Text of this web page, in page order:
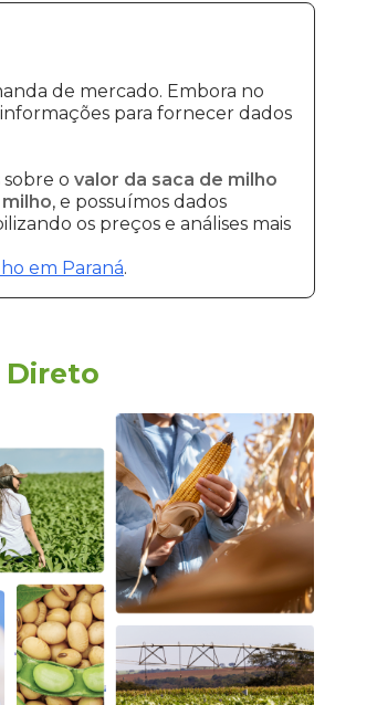
de mercado. Embora no
para fornecer dados
o valor da saca de milho
, e possuímos dados
os preços e análises mais
em Paraná.
Direto